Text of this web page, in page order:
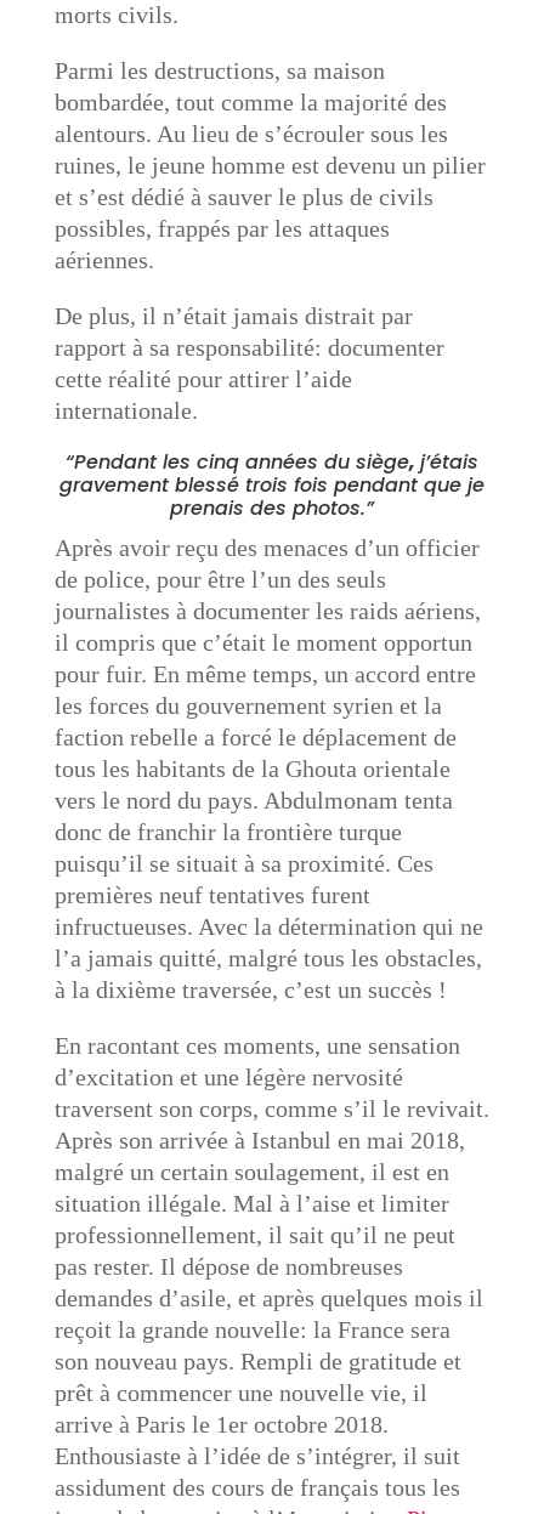
morts civils.
Parmi les destructions, sa maison
bombardée, tout comme la majorité des
alentours. Au lieu de s’écrouler sous les
ruines, le jeune homme est devenu un pilier
et s’est dédié à sauver le plus de civils
possibles, frappés par les attaques
aériennes.
De plus, il n’était jamais distrait par
rapport à sa responsabilité: documenter
cette réalité pour attirer l’aide
internationale.
“Pendant les cinq années du siège, j’étais
gravement blessé trois fois pendant que je
prenais des photos.”
Après avoir reçu des menaces d’un officier
de police, pour être l’un des seuls
journalistes à documenter les raids aériens,
il compris que c’était le moment opportun
pour fuir. En même temps, un accord entre
les forces du gouvernement syrien et la
faction rebelle a forcé le déplacement de
tous les habitants de la Ghouta orientale
vers le nord du pays. Abdulmonam tenta
donc de franchir la frontière turque
puisqu’il se situait à sa proximité. Ces
premières neuf tentatives furent
infructueuses. Avec la détermination qui ne
l’a jamais quitté, malgré tous les obstacles,
à la dixième traversée, c’est un succès !
En racontant ces moments, une sensation
d’excitation et une légère nervosité
traversent son corps, comme s’il le revivait.
Après son arrivée à Istanbul en mai 2018,
malgré un certain soulagement, il est en
situation illégale. Mal à l’aise et limiter
professionnellement, il sait qu’il ne peut
pas rester. Il dépose de nombreuses
demandes d’asile, et après quelques mois il
reçoit la grande nouvelle: la France sera
son nouveau pays. Rempli de gratitude et
prêt à commencer une nouvelle vie, il
arrive à Paris le 1er octobre 2018.
Enthousiaste à l’idée de s’intégrer, il suit
assidument des cours de français tous les